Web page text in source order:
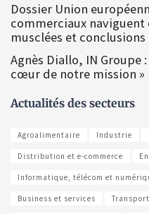
Dossier Union
commerciaux
musclées et
Agnès Diallo, IN Groupe
cœur de notre mission »
Actualités des secteurs
Agroalimentaire Industrie
Distribution et e-commerce
Informatique, télécom et
Business et services